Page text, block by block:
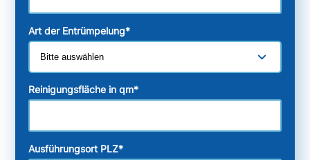
Art der Entrümpelung*
Reinigungsfläche in qm*
Ausführungsort PLZ*